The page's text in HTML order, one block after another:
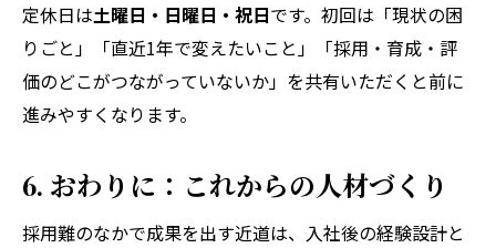
定休日は土曜日・日曜日・祝日です。初回は「現状の困
りごと」「直近1年で変えたいこと」「採用・育成・評
価のどこがつながっていないか」を共有いただくと前に
進みやすくなります。
6. おわりに：これからの人材づくり
採用難のなかで成果を出す近道は、入社後の経験設計と